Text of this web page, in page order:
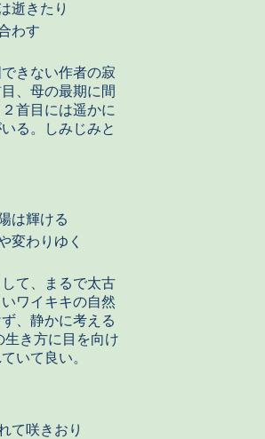
逝きたり
わす
きない作者の寂
、母の最期に間
首目には遥かに
る。しみじみと
は輝ける
変わりゆく
て、まるで太古
ワイキキの自然
、静かに考える
生き方に目を向け
いて良い。
て咲きおり